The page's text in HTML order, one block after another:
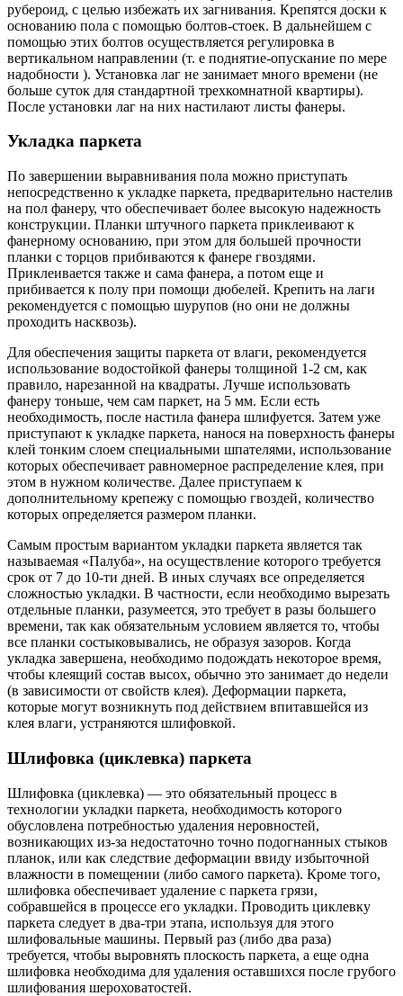
рубероид, с целью избежать их загнивания. Крепятся доски к
основанию пола с помощью болтов-стоек. В дальнейшем с
помощью этих болтов осуществляется регулировка в
вертикальном направлении (т. е поднятие-опускание по мере
надобности ). Установка лаг не занимает много времени (не
больше суток для стандартной трехкомнатной квартиры).
После установки лаг на них настилают листы фанеры.
Укладка паркета
По завершении выравнивания пола можно приступать
непосредственно к укладке паркета, предварительно настелив
на пол фанеру, что обеспечивает более высокую надежность
конструкции. Планки штучного паркета приклеивают к
фанерному основанию, при этом для большей прочности
планки с торцов прибиваются к фанере гвоздями.
Приклеивается также и сама фанера, а потом еще и
прибивается к полу при помощи дюбелей. Крепить на лаги
рекомендуется с помощью шурупов (но они не должны
проходить насквозь).
Для обеспечения защиты паркета от влаги, рекомендуется
использование водостойкой фанеры толщиной 1-2 см, как
правило, нарезанной на квадраты. Лучше использовать
фанеру тоньше, чем сам паркет, на 5 мм. Если есть
необходимость, после настила фанера шлифуется. Затем уже
приступают к укладке паркета, нанося на поверхность фанеры
клей тонким слоем специальными шпателями, использование
которых обеспечивает равномерное распределение клея, при
этом в нужном количестве. Далее приступаем к
дополнительному крепежу с помощью гвоздей, количество
которых определяется размером планки.
Самым простым вариантом укладки паркета является так
называемая «Палуба», на осуществление которого требуется
срок от 7 до 10-ти дней. В иных случаях все определяется
сложностью укладки. В частности, если необходимо вырезать
отдельные планки, разумеется, это требует в разы большего
времени, так как обязательным условием является то, чтобы
все планки состыковывались, не образуя зазоров. Когда
укладка завершена, необходимо подождать некоторое время,
чтобы клеящий состав высох, обычно это занимает до недели
(в зависимости от свойств клея). Деформации паркета,
которые могут возникнуть под действием впитавшейся из
клея влаги, устраняются шлифовкой.
Шлифовка (циклевка) паркета
Шлифовка (циклевка) — это обязательный процесс в
технологии укладки паркета, необходимость которого
обусловлена потребностью удаления неровностей,
возникающих из-за недостаточно точно подогнанных стыков
планок, или как следствие деформации ввиду избыточной
влажности в помещении (либо самого паркета). Кроме того,
шлифовка обеспечивает удаление с паркета грязи,
собравшейся в процессе его укладки. Проводить циклевку
паркета следует в два-три этапа, используя для этого
шлифовальные машины. Первый раз (либо два раза)
требуется, чтобы выровнять плоскость паркета, а еще одна
шлифовка необходима для удаления оставшихся после грубого
шлифования шероховатостей.